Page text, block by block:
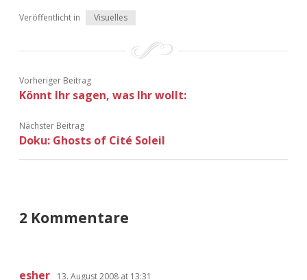
Adventskalender 2021
Adventskalender 2022
Veröffentlicht in Visuelles
Vorheriger Beitrag
Könnt Ihr sagen, was Ihr wollt:
Nächster Beitrag
Doku: Ghosts of Cité Soleil
2 Kommentare
esher 13. August 2008 at 13:31